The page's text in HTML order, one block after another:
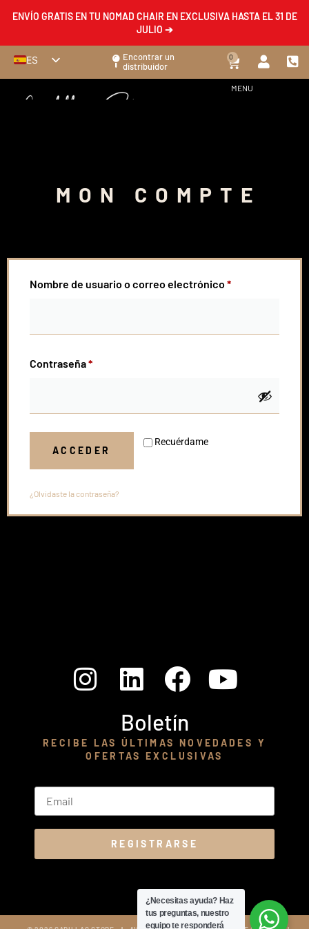
ENVÍO GRATIS EN TU NOMAD CHAIR EN EXCLUSIVA HASTA EL 31 DE
JULIO ➔
ES
FR
Encontrar un
distribuidor
0
MENU
MON COMPTE
Nombre de usuario o correo electrónico *
Contraseña*
Recuérdame
ACCEDER
¿Olvidaste la contraseña?
Boletín
RECIBE LAS ÚLTIMAS NOVEDADES Y
OFERTAS EXCLUSIVAS
¿Necesitas ayuda? Haz
tus preguntas, nuestro
equipo te responderá